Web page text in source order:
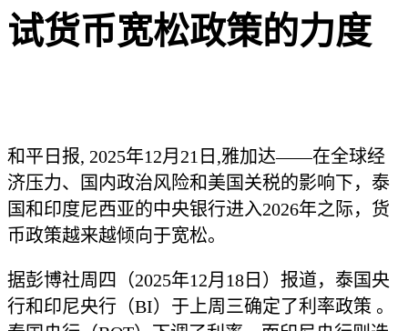
试货币宽松政策的力度
和平日报, 2025年12月21日,雅加达——在全球经
济压力、国内政治风险和美国关税的影响下，泰
国和印度尼西亚的中央银行进入2026年之际，货
币政策越来越倾向于宽松。
据彭博社周四（2025年12月18日）报道，泰国央
行和印尼央行（BI）于上周三确定了利率政策 。